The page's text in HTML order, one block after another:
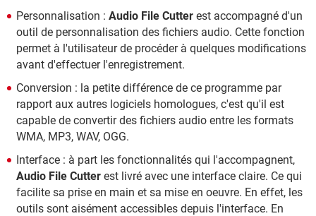
Personnalisation : Audio File Cutter est accompagné d'un
outil de personnalisation des fichiers audio. Cette fonction
permet à l'utilisateur de procéder à quelques modifications
avant d'effectuer l'enregistrement.
Conversion : la petite différence de ce programme par
rapport aux autres logiciels homologues, c'est qu'il est
capable de convertir des fichiers audio entre les formats
WMA, MP3, WAV, OGG.
Interface : à part les fonctionnalités qui l'accompagnent,
Audio File Cutter est livré avec une interface claire. Ce qui
facilite sa prise en main et sa mise en oeuvre. En effet, les
outils sont aisément accessibles depuis l'interface. En